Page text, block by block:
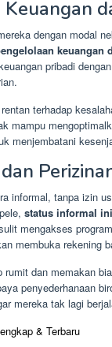
dengan modal
keuangan
pribadi
terhadap
mampu
menjembatani
informal, tanpa izin
status informal
mengakses
membuka rekening
dan memakan
penyederhanaan
mereka tak lagi
& Terbaru